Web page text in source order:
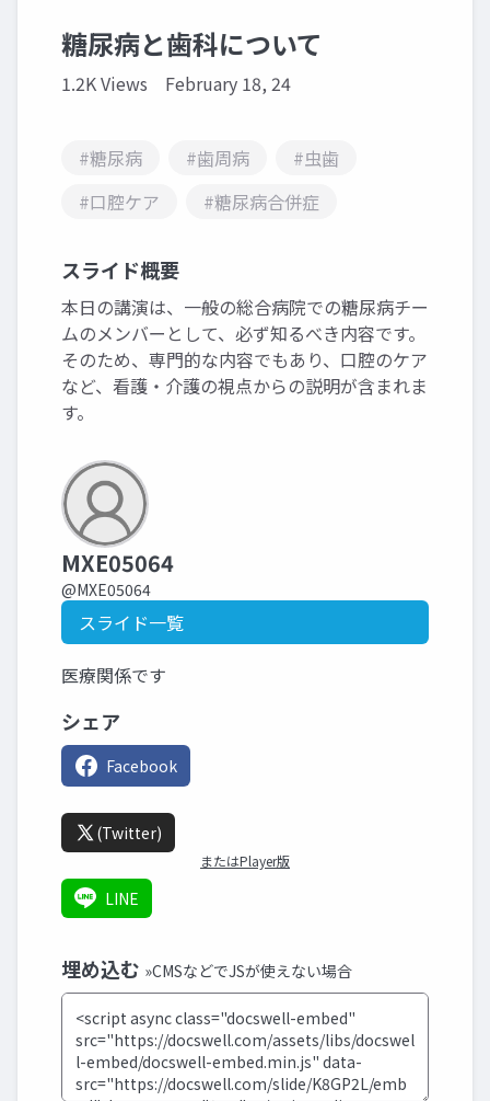
糖尿病と歯科について
1.2K Views February 18, 24
#糖尿病 #歯周病
#虫歯
#口腔ケア
#糖尿病合併症
スライド概要
本日の講演は、一般の総合病院での糖尿病チー
ムのメンバーとして、必ず知るべき内容です。
そのため、専門的な内容でもあり、口腔のケア
など、看護・介護の視点からの説明が含まれま
す。
MXE05064
@MXE05064
スライド一覧
医療関係です
シェア
Facebook
(Twitter)
またはPlayer版
LINE
埋め込む »CMSなどでJSが使えない場合